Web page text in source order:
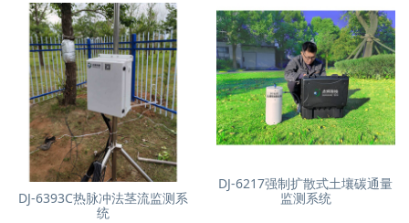
DJ-6217强制扩散式土壤碳通量
监测系统
DJ-6393C热脉冲法茎流监测系
统